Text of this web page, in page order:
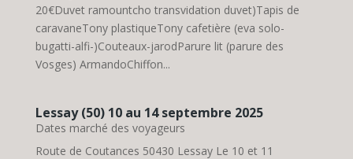
20€Duvet ramountcho transvidation duvet)Tapis de
caravaneTony plastiqueTony cafetière (eva solo-
bugatti-alfi-)Couteaux-jarodParure lit (parure des
Vosges) ArmandoChiffon...
Lessay (50) 10 au 14 septembre 2025
Dates marché des voyageurs
Route de Coutances 50430 Lessay Le 10 et 11